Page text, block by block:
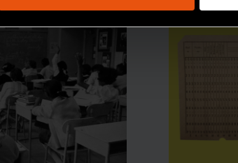
Vi använder enhetsidentifierare för att anpassa
sociala medier och analysera vår trafik. Vi
till de sociala medier och annons- och
med annan information som du har